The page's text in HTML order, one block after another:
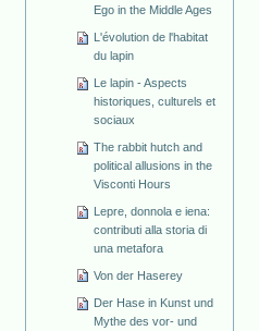
Ego in the Middle Ages
L'évolution de l'habitat
du lapin
Le lapin - Aspects
historiques, culturels et
sociaux
The rabbit hutch and
political allusions in the
Visconti Hours
Lepre, donnola e iena:
contributi alla storia di
una metafora
Von der Haserey
Der Hase in Kunst und
Mythe des vor- und